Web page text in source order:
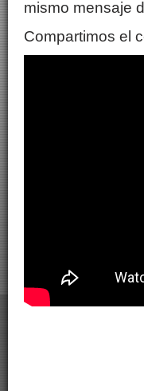
mismo mensaje
Compartimos el